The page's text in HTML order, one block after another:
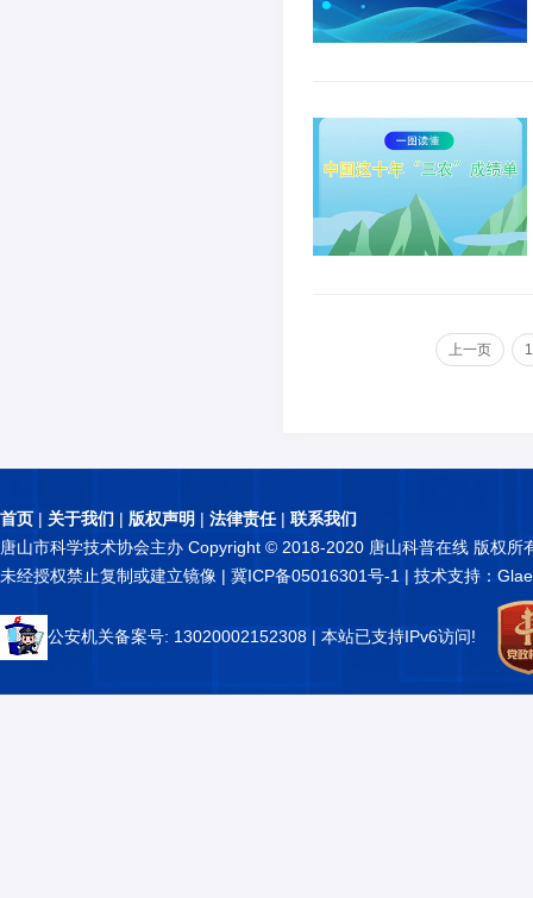
上一页 1
首页 | 关于我们 | 版权声明 | 法律责任| 联系我们
唐山市科学技术协会主办 Copyright © 2018-2020 唐山科普在线 版权所
未经授权禁止复制或建立镜像 | 冀ICP备05016301号-1 | 技术支持：
公安机关备案号: 13020002152308 | 本站已支持IPv6访问!